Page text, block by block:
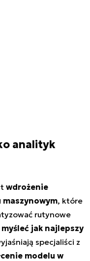
analityk
wdrożenie
, które
rutynowe
myśleć jak najlepszy
specjaliści z
modelu w